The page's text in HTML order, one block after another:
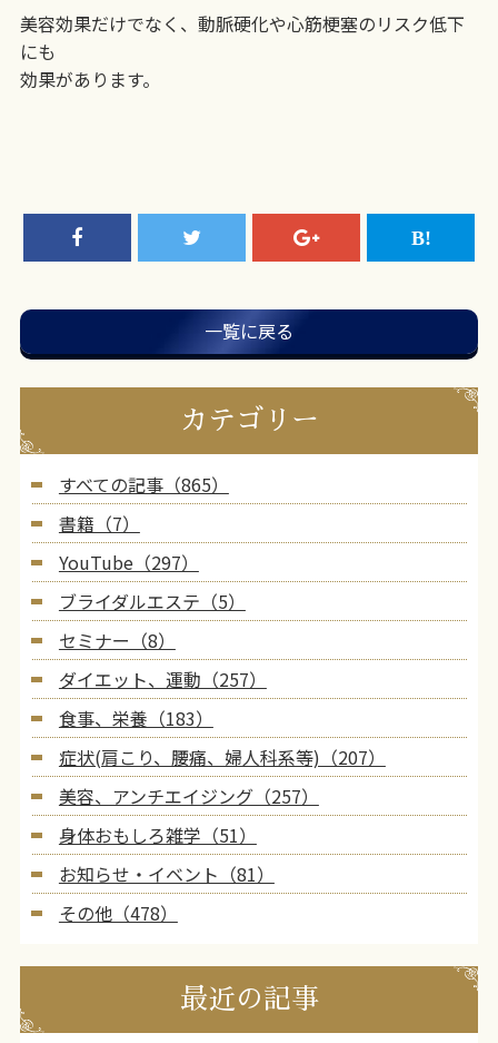
美容効果だけでなく、動脈硬化や心筋梗塞のリスク低下
にも
効果があります。
一覧に戻る
カテゴリー
すべての記事（865）
書籍（7）
YouTube（297）
ブライダルエステ（5）
セミナー（8）
ダイエット、運動（257）
食事、栄養（183）
症状(肩こり、腰痛、婦人科系等)（207）
美容、アンチエイジング（257）
身体おもしろ雑学（51）
お知らせ・イベント（81）
その他（478）
最近の記事